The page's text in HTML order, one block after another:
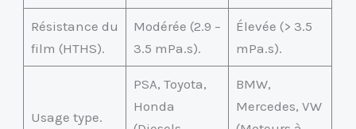
Résistance du
film (HTHS).
Modérée (2.9 –
3.5 mPa.s).
Élevée (> 3.5
mPa.s).
Usage type.
PSA, Toyota,
Honda
BMW,
Mercedes, VW